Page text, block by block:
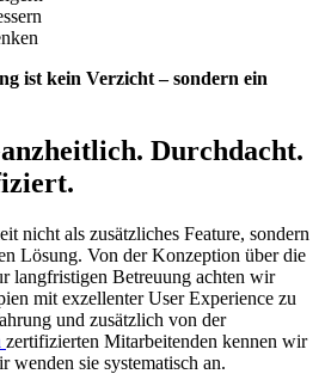
ist kein Verzicht – sondern ein
Durchdacht.
nicht als zusätzliches Feature, sondern
Lösung. Von der Konzeption über die
langfristigen Betreuung achten wir
mit exzellenter User Experience zu
und zusätzlich von der
zertifizierten Mitarbeitenden kennen wir
sie systematisch an.